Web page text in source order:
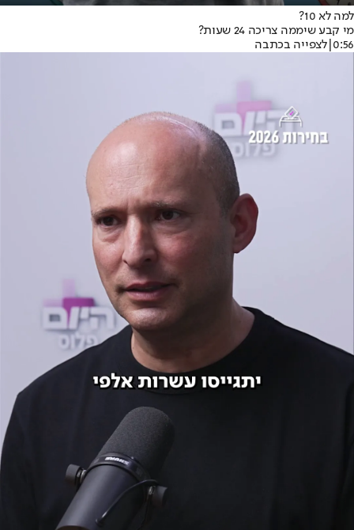
למה לא 10?
מי קבע שיממה צריכה 24 שעות?
0:56
|לצפייה בכתבה